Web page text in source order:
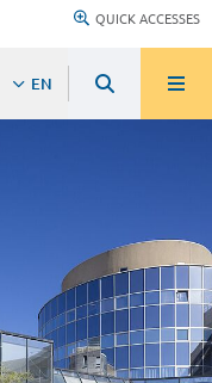
QUICK ACCESSES
EN